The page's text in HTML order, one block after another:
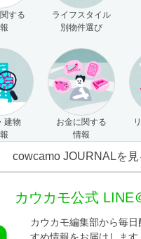
する
ライフスタイル
別物件選び
建物
お金に関する
情報
cowcamo JOURNALを見
カウカモ公式 LINE
カウカモ編集部から毎
すめ情報をお届けします